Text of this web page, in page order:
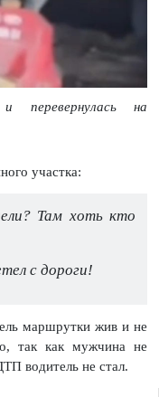
перевернулась на
участка:
Там хоть кто
с дороги!
маршрутки жив и не
так как мужчина не
водитель не стал.